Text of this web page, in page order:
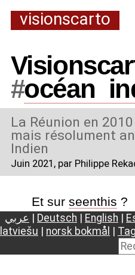
visionscarto
#océan
La Réunion en
mais résolument
Indien
Juin 2021 , par Philippe
Et sur seenthis ?
عربي Deutsch English
latviešu
norsk bokmål